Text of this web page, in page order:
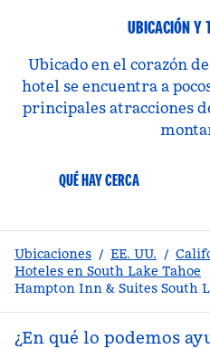
UBICACIÓN Y
Ubicado en el corazón
hotel se encuentra a
principales atracciones
QUÉ HAY CERCA
Ubicaciones / EE. UU. /
Hoteles en South Lake Tahoe
Hampton Inn & Suites South
¿En qué lo podemos